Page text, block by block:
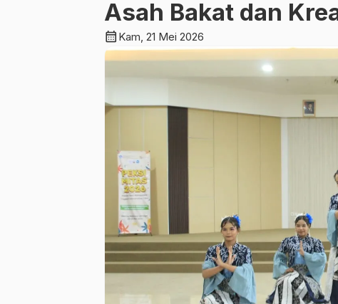
Asah Bakat dan
calendar_month Kam, 21 Mei 2026